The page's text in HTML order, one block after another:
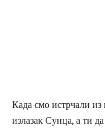
Када смо истрчали из
излазак Сунца, а ти